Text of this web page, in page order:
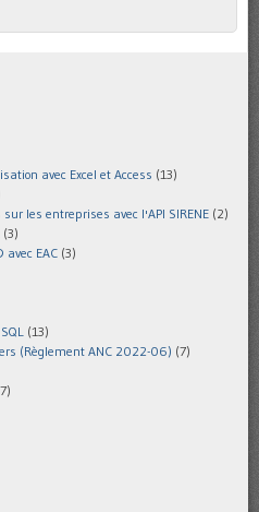
avec Excel et Access (13)
les entreprises avec l'API SIRENE (2)
(3)
EAC (3)
(13)
(Règlement ANC 2022-06) (7)